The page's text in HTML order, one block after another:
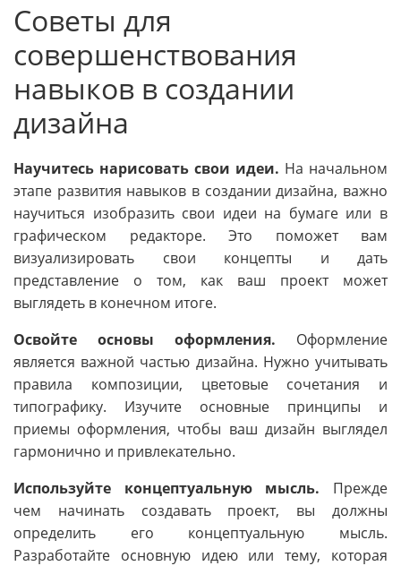
Советы для
совершенствования
навыков в создании
дизайна
Научитесь нарисовать свои идеи. На начальном
этапе развития навыков в создании дизайна, важно
научиться изобразить свои идеи на бумаге или в
графическом редакторе. Это поможет вам
визуализировать свои концепты и дать
представление о том, как ваш проект может
выглядеть в конечном итоге.
Освойте основы оформления. Оформление
является важной частью дизайна. Нужно учитывать
правила композиции, цветовые сочетания и
типографику. Изучите основные принципы и
приемы оформления, чтобы ваш дизайн выглядел
гармонично и привлекательно.
Используйте концептуальную мысль. Прежде
чем начинать создавать проект, вы должны
определить его концептуальную мысль.
Разработайте основную идею или тему, которая